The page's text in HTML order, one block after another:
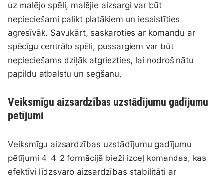
uz malējo spēli, malējie aizsargi var būt
nepieciešami palikt platākiem un iesaistīties
agresīvāk. Savukārt, saskaroties ar komandu ar
spēcīgu centrālo spēli, pussargiem var būt
nepieciešams dziļāk atgriezties, lai nodrošinātu
papildu atbalstu un segšanu.
Veiksmīgu aizsardzības uzstādījumu gadījumu
pētījumi
Veiksmīgu aizsardzības uzstādījumu gadījumu
pētījumi 4-4-2 formācijā bieži izceļ komandas, kas
efektīvi līdzsvaro aizsardzības stabilitāti ar